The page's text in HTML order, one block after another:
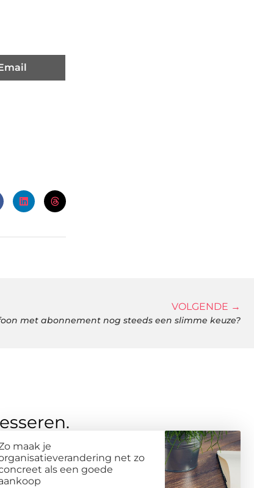
VOLGENDE →
met abonnement nog steeds een slimme keuze?
maak je
net zo
als een goede